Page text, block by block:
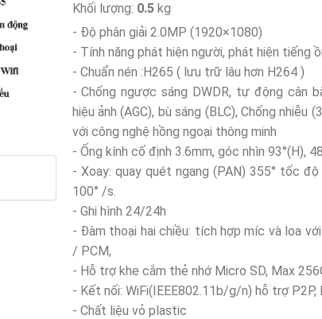
Khối lượng: 0.5 kg
- Độ phân giải 2.0MP (1920×1080)
- Tính năng phát hiện người, phát hiện tiếng
- Chuẩn nén :H265 ( lưu trữ lâu hơn H264 )
- Chống ngược sáng DWDR, tự động cân
hiệu ảnh (AGC), bù sáng (BLC), Chống nhiễu
với công nghệ hồng ngoại thông minh
- Ống kính cố định 3.6mm, góc nhìn 93°(H),
- Xoay: quay quét ngang (PAN) 355° tốc
100° /s.
- Ghi hình 24/24h
- Đàm thoại hai chiều: tích hợp míc và loa
/ PCM,
- Hỗ trợ khe cắm thẻ nhớ Micro SD, Max
- Kết nối: WiFi(IEEE802.11b/g/n) hỗ trợ P2P,
- Chất liệu vỏ plastic